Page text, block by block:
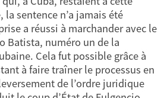
sentence n’a jamais été
a réussi à marchander avec le
Batista, numéro un de la
Cela fut possible grâce à
à faire traîner le processus en
de l’ordre juridique